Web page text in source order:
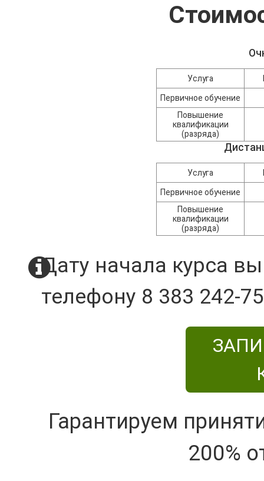
Услуга
Первичное обучение
Повышение
квалификации
(разряда)
Услуга
Первичное обучение
Повышение
квалификации
(разряда)
Дату начала курса
телефону 8 383 242-
Гарантируем
200%